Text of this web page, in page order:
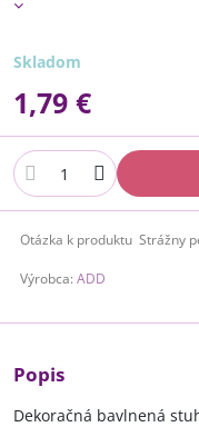
Skladom
1,79 €
Otázka k produktu Strážny
Výrobca: ADD
Popis
Dekoračná bavlnená